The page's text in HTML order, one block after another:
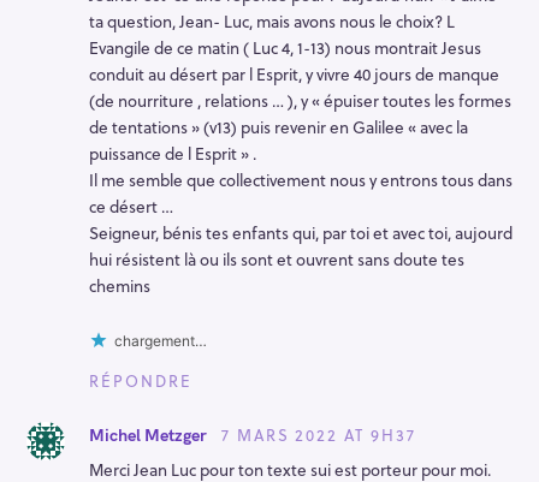
ta question, Jean- Luc, mais avons nous le choix? L
Evangile de ce matin ( Luc 4, 1-13) nous montrait Jesus
conduit au désert par l Esprit, y vivre 40 jours de manque
(de nourriture , relations … ), y « épuiser toutes les formes
de tentations » (v13) puis revenir en Galilee « avec la
puissance de l Esprit » .
Il me semble que collectivement nous y entrons tous dans
ce désert …
Seigneur, bénis tes enfants qui, par toi et avec toi, aujourd
hui résistent là ou ils sont et ouvrent sans doute tes
chemins
chargement…
RÉPONDRE
Michel Metzger
7 MARS 2022 AT 9H37
Merci Jean Luc pour ton texte sui est porteur pour moi.